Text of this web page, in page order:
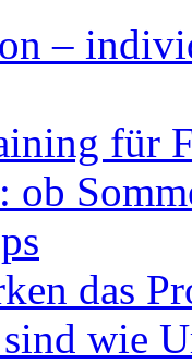
–
für
ob
das
wie